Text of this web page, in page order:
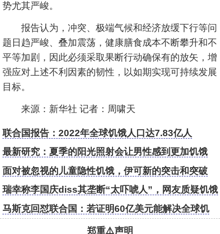
势尤其严峻。
报告认为，冲突、极端气候和经济放缓下行等问
题日趋严峻、叠加震荡，健康膳食成本不断攀升和不
平等加剧，因此必须采取果断行动确保有的放矢，增
强应对上述不利因素的韧性，以如期实现可持续发展
目标。
来源：新华社 记者：周啸天
联合国报告：2022年全球饥饿人口达7.83亿人
最新研究：夏季的阳光照射会让男性感到更加饥饿
面对被忽视的儿童隐性饥饿，伊可新的突击和突破
瑞幸称李国庆diss其垄断“太吓唬人”，网友质疑饥饿
营销
马斯克回怼联合国：若证明60亿美元能解决全球饥
郑重⚠️声明